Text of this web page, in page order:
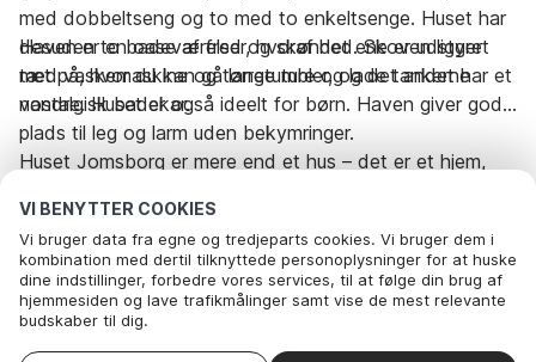
VI BENYTTER COOKIES
Vi bruger data fra egne og tredjeparts cookies. Vi bruger dem i
kombination med dertil tilknyttede personoplysninger for at huske
dine indstillinger, forbedre vores services, til at følge din brug af
hjemmesiden og lave trafikmålinger samt vise de mest relevante
budskaber til dig.
med dobbeltseng og to med to enkeltsenge. Huset har
desuden to badeværelser, hvoraf det ene er udstyret
med vaskemaskine og tørretumbler, og det andet har et
nostalgisk badekar.
Haven er en oase af fred og skønhed. Skoven ligger
tæt på, hvor du kan gå lange ture og lade tankerne
vandre. Huset er også ideelt for børn. Haven giver god
plads til leg og larm uden bekymringer.
Huset Jomsborg er mere end et hus – det er et hjem,
Et sted, hvor du kan finde ro, fordybelse og nærvær,
langt væk fra byens larm. Ikke tilgængelig for udlejning
til ungdomsgrupper. Slutrengøring er inkluderet i prisen.
Rejseperiode og gæster